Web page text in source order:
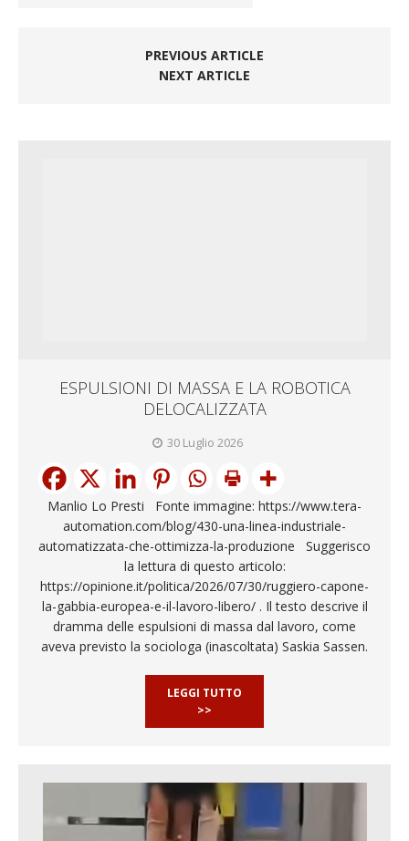
PREVIOUS ARTICLE
NEXT ARTICLE
ESPULSIONI DI MASSA E LA ROBOTICA
DELOCALIZZATA
30 Luglio 2026
Manlio Lo Presti Fonte immagine: https://www.tera-
automation.com/blog/430-una-linea-industriale-
automatizzata-che-ottimizza-la-produzione Suggerisco
la lettura di questo articolo:
https://opinione.it/politica/2026/07/30/ruggiero-capone-
la-gabbia-europea-e-il-lavoro-libero/ . Il testo descrive il
dramma delle espulsioni di massa dal lavoro, come
aveva previsto la sociologa (inascoltata) Saskia Sassen.
LEGGI TUTTO
>>